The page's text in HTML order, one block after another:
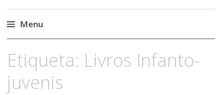
Menu
Etiqueta: Livros Infanto-
juvenis